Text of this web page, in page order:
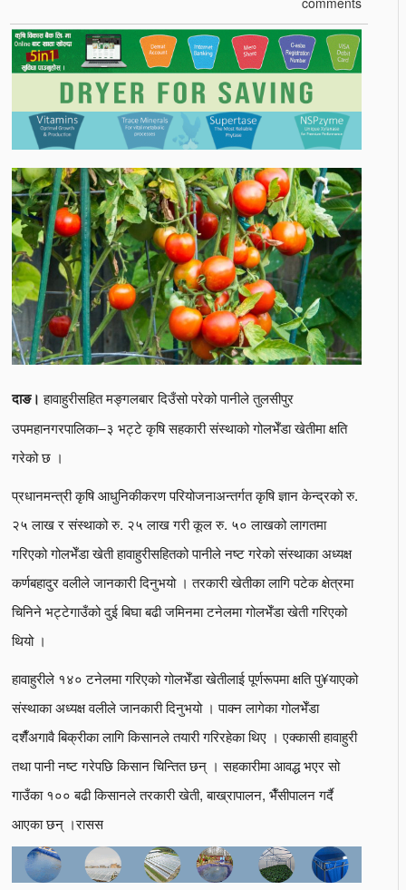
दाङ। हावाहुरीसहित मङ्गलबार दिउँसो परेको पानीले तुलसीपुर
उपमहानगरपालिका–३ भट्टे कृषि सहकारी संस्थाको गोलभेँडा खेतीमा क्षति
गरेको छ ।
प्रधानमन्त्री कृषि आधुनिकीकरण परियोजनाअन्तर्गत कृषि ज्ञान केन्द्रको रु.
२५ लाख र संस्थाको रु. २५ लाख गरी कूल रु. ५० लाखको लागतमा
गरिएको गोलभेँडा खेती हावाहुरीसहितको पानीले नष्ट गरेको संस्थाका अध्यक्ष
कर्णबहादुर वलीले जानकारी दिनुभयो । तरकारी खेतीका लागि पटेक क्षेत्रमा
चिनिने भट्टेगाउँको दुई बिघा बढी जमिनमा टनेलमा गोलभेँडा खेती गरिएको
थियो ।
हावाहुरीले १४० टनेलमा गरिएको गोलभेँडा खेतीलाई पूर्णरूपमा क्षति पु¥याएको
संस्थाका अध्यक्ष वलीले जानकारी दिनुभयो । पाक्न लागेका गोलभेँडा
दशैँअगावै बिक्रीका लागि किसानले तयारी गरिरहेका थिए । एक्कासी हावाहुरी
तथा पानी नष्ट गरेपछि किसान चिन्तित छन् । सहकारीमा आवद्ध भएर सो
गाउँका १०० बढी किसानले तरकारी खेती, बाख्रापालन, भैँसीपालन गर्दै
आएका छन् ।रासस